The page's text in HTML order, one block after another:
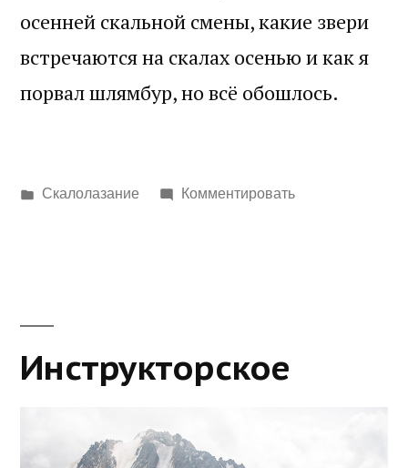
осенней скальной смены, какие звери
встречаются на скалах осенью и как я
порвал шлямбур, но всё обошлось.
Написано
Скалолазание Комментировать
Инструкторское